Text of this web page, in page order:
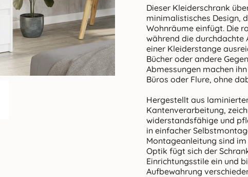
Dieser Kleiderschrank
minimalistisches Design,
Wohnräume einfügt. Die
während die durchdachte
einer Kleiderstange
Bücher oder andere
Abmessungen machen
Büros oder Flure, ohne
Hergestellt aus
Kantenverarbeitung,
widerstandsfähige und
in einfacher
Montageanleitung sind
Optik fügt sich der
Einrichtungsstile ein und
Aufbewahrung